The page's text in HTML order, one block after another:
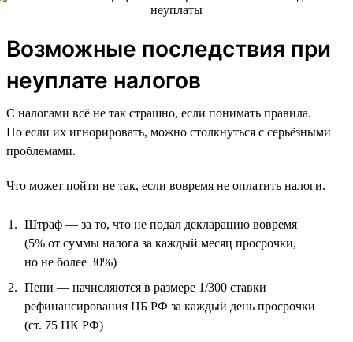
Возможные последствия при
неуплате налогов
С налогами всё не так страшно, если понимать правила.
Но если их игнорировать, можно столкнуться с серьёзными
проблемами.
Что может пойти не так, если вовремя не оплатить налоги.
Штраф — за то, что не подал декларацию вовремя
(5% от суммы налога за каждый месяц просрочки,
но не более 30%)
Пени — начисляются в размере 1/300 ставки
рефинансирования ЦБ РФ за каждый день просрочки
(ст. 75 НК РФ)